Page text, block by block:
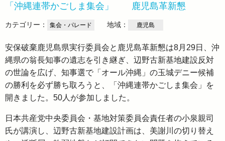
「沖縄連帯かごしま集会」 鹿児島革新懇
カテゴリー： 集会・パレード 地域： 鹿児島
安保破棄鹿児島県実行委員会と鹿児島革新懇は8月29日、沖
縄県の翁長知事の遺志を引き継ぎ、辺野古新基地建設反対
の世論を広げ、知事選で「オール沖縄」の玉城デニー候補
の勝利を必ず勝ち取ろうと、「沖縄連帯かごしま集会」を
開きました。50人が参加しました。
日本共産党中央委員会・基地対策委員会責任者の小泉親司
氏が講演し、辺野古新基地建設計画は、美謝川の切り替え